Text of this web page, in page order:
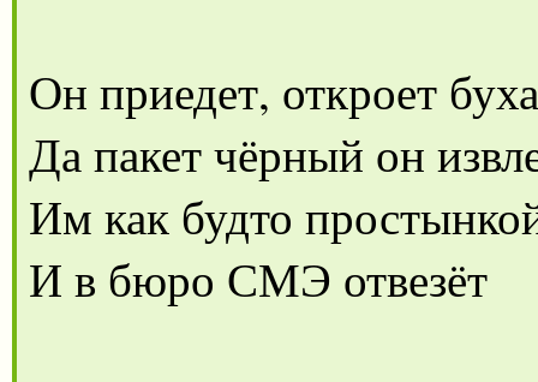
Он приедет, откроет
Да пакет чёрный он
Им как будто
И в бюро СМЭ отвезёт